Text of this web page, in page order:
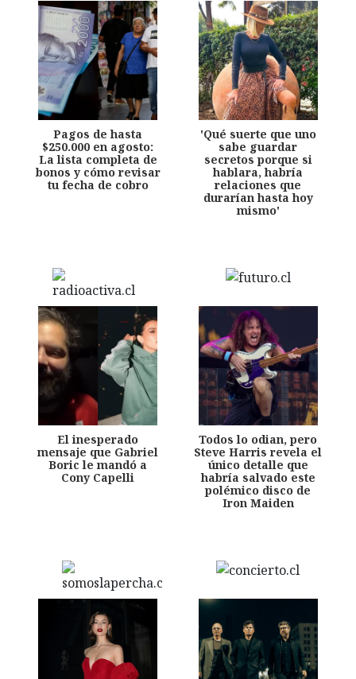
Pagos de hasta
$250.000 en agosto:
La lista completa de
bonos y cómo revisar
tu fecha de cobro
'Qué suerte que uno
sabe guardar
secretos porque si
hablara, habría
relaciones que
durarían hasta hoy
mismo'
El inesperado
mensaje que Gabriel
Boric le mandó a
Cony Capelli
Todos lo odian, pero
Steve Harris revela el
único detalle que
habría salvado este
polémico disco de
Iron Maiden